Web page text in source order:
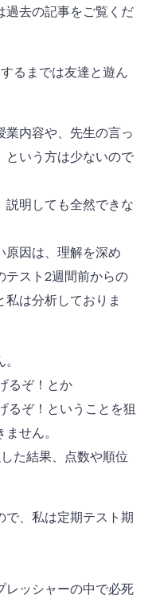
去の記事をご覧くだ
るまでは友達と遊ん
内容や、先生の言っ
という方は少ないので
説明しても全然できな
原因は、理解を深め
テスト2週間前からの
は分析しておりま
るぞ！とか
るぞ！ということを狙
せん。
た結果、点数や順位
で、私は定期テスト期
レッシャーの中で必死